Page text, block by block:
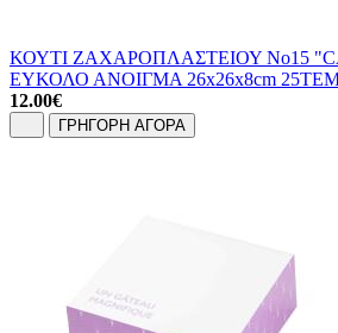
ΚΟΥΤΙ ΖΑΧΑΡΟΠΛΑΣΤΕΙΟΥ No15
ΕΥΚΟΛΟ ΑΝΟΙΓΜΑ 26x26x8cm
12.00€
ΓΡΗΓΟΡΗ ΑΓΟΡΑ